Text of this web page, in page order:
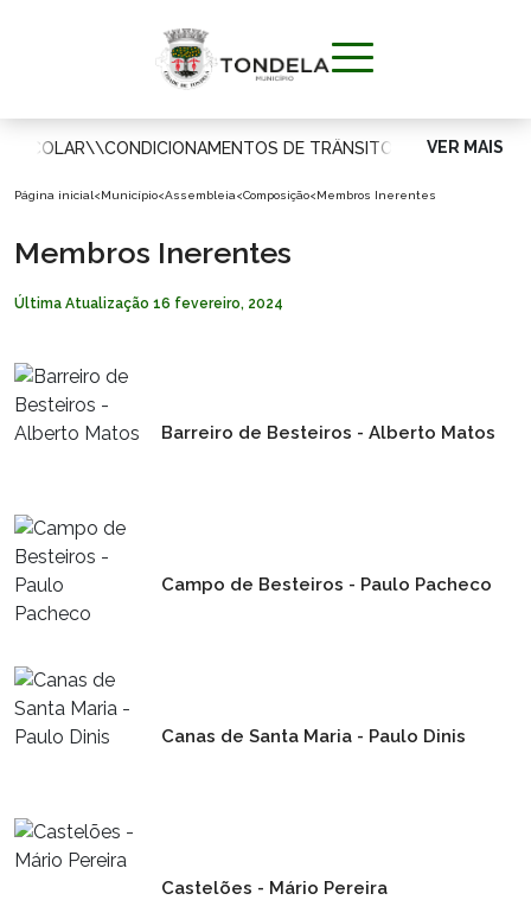
MUNICÍPIO
URBANISMO
OBRAS
ESCOLAR\\CONDICIONAMENTOS DE TRÂNSITO VER MAIS
Página inicial<Município<Assembleia<Composição<Membros Inerentes
Membros Inerentes
Última Atualização 16 fevereiro, 2024
Barreiro de Besteiros - Alberto Matos
Campo de Besteiros - Paulo Pacheco
Canas de Santa Maria - Paulo Dinis
Castelões - Mário Pereira